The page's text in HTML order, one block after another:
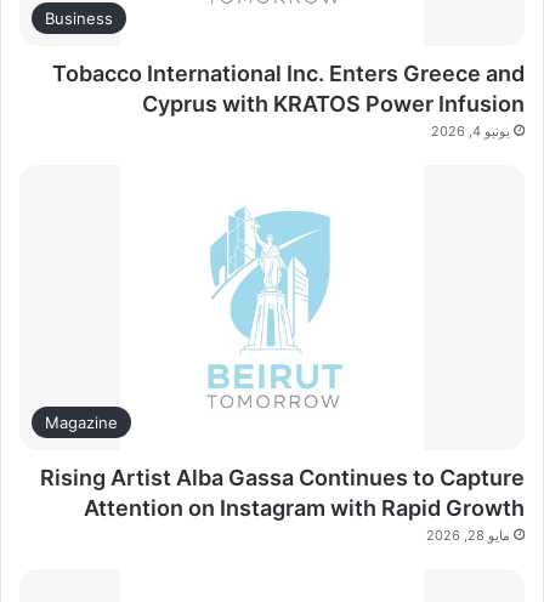
Business
Tobacco International Inc. Enters Greece and
Cyprus with KRATOS Power Infusion
يونيو 4, 2026
Magazine
Rising Artist Alba Gassa Continues to Capture
Attention on Instagram with Rapid Growth
مايو 28, 2026